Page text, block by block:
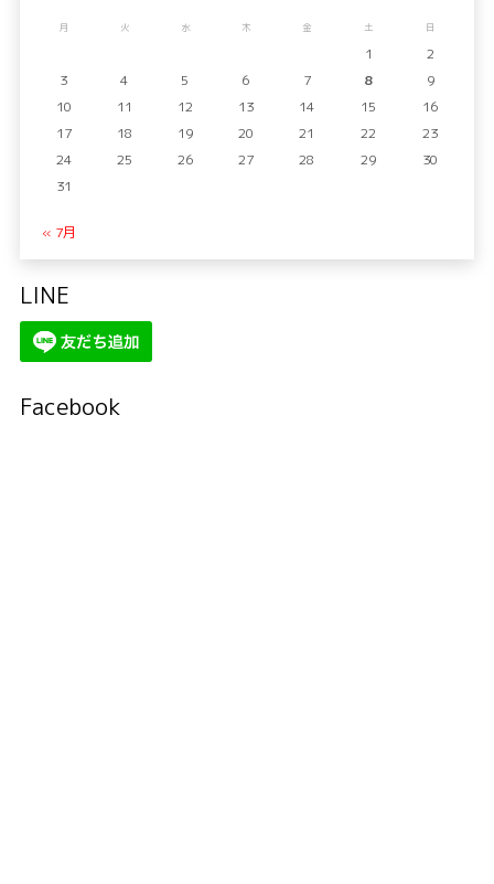
月 火 水 木 金 土 日
1
2
3
4 5 6 7 8
9
10
11 12 13 14 15
16
17
18 19 20 21 22
23
24
25 26 27 28 29
30
31
« 7月
LINE
Facebook